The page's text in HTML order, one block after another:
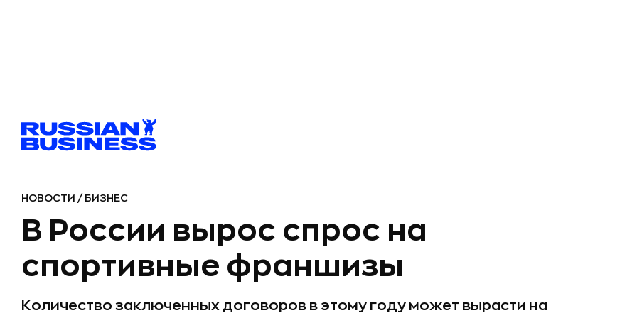
НОВОСТИ / БИЗНЕС
В России вырос спрос на
спортивные франшизы
Количество заключенных договоров в этому году может вырасти на